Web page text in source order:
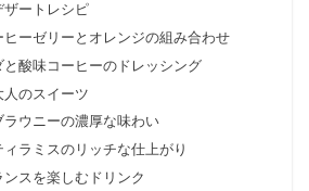
ザートレシピ
ヒーゼリーとオレンジの組み合わせ
と酸味コーヒーのドレッシング
のスイーツ
ラウニーの濃厚な味わい
ラミスのリッチな仕上がり
スを楽しむドリンク